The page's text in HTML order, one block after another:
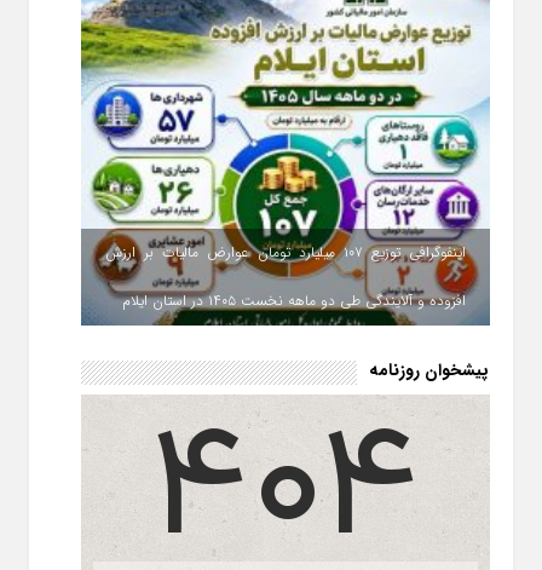
اینفوگرافی توزیع ۱۰۷ میلیارد تومان عوارض مالیات بر ارزش
افزوده و آلایندگی طی دو ماهه نخست ۱۴۰۵ در استان ایلام
پیشخوان روزنامه